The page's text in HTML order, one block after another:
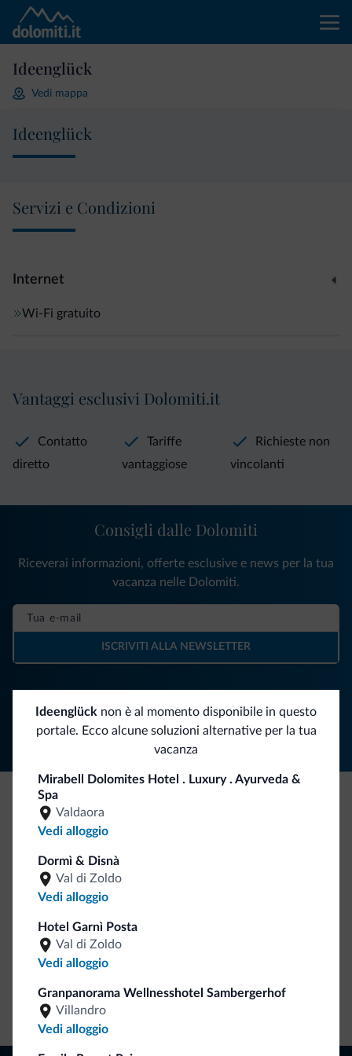
Ideenglück
Vedi mappa
Ideenglück
Servizi e Condizioni
Internet
Wi-Fi gratuito
Ideenglück non è al momento disponibile in questo
portale. Ecco alcune soluzioni alternative per la tua
vacanza
Mirabell Dolomites Hotel . Luxury . Ayurveda &
Spa
Valdaora
Vedi alloggio
Dormì & Disnà
Val di Zoldo
Vedi alloggio
Hotel Garnì Posta
Val di Zoldo
Vedi alloggio
Granpanorama Wellnesshotel Sambergerhof
Villandro
Vedi alloggio
Vantaggi esclusivi Dolomiti.it
Contatto
diretto
Tariffe
vantaggiose
Richieste non
vincolanti
Consigli dalle Dolomiti
Riceverai informazioni, offerte esclusive e news per la tua
vacanza nelle Dolomiti.
ISCRIVITI ALLA NEWSLETTER
Be Original, scopri la nuova collezione
Dolomiti.it!